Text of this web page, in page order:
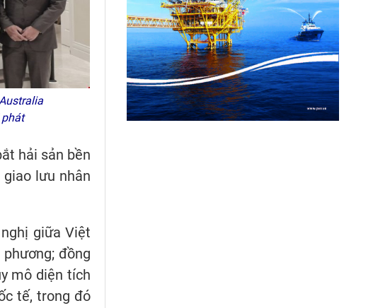
phát
hải sản bền
lưu nhân
giữa Việt
đồng
mô diện tích
tế, trong đó